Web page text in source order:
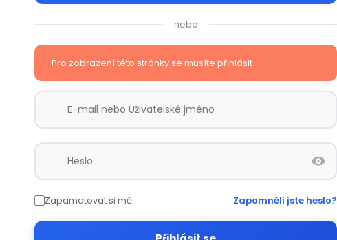
nebo
Pro zobrazení této stránky se musíte přihlásit
Zapamatovat si mě Zapomněli jste heslo?